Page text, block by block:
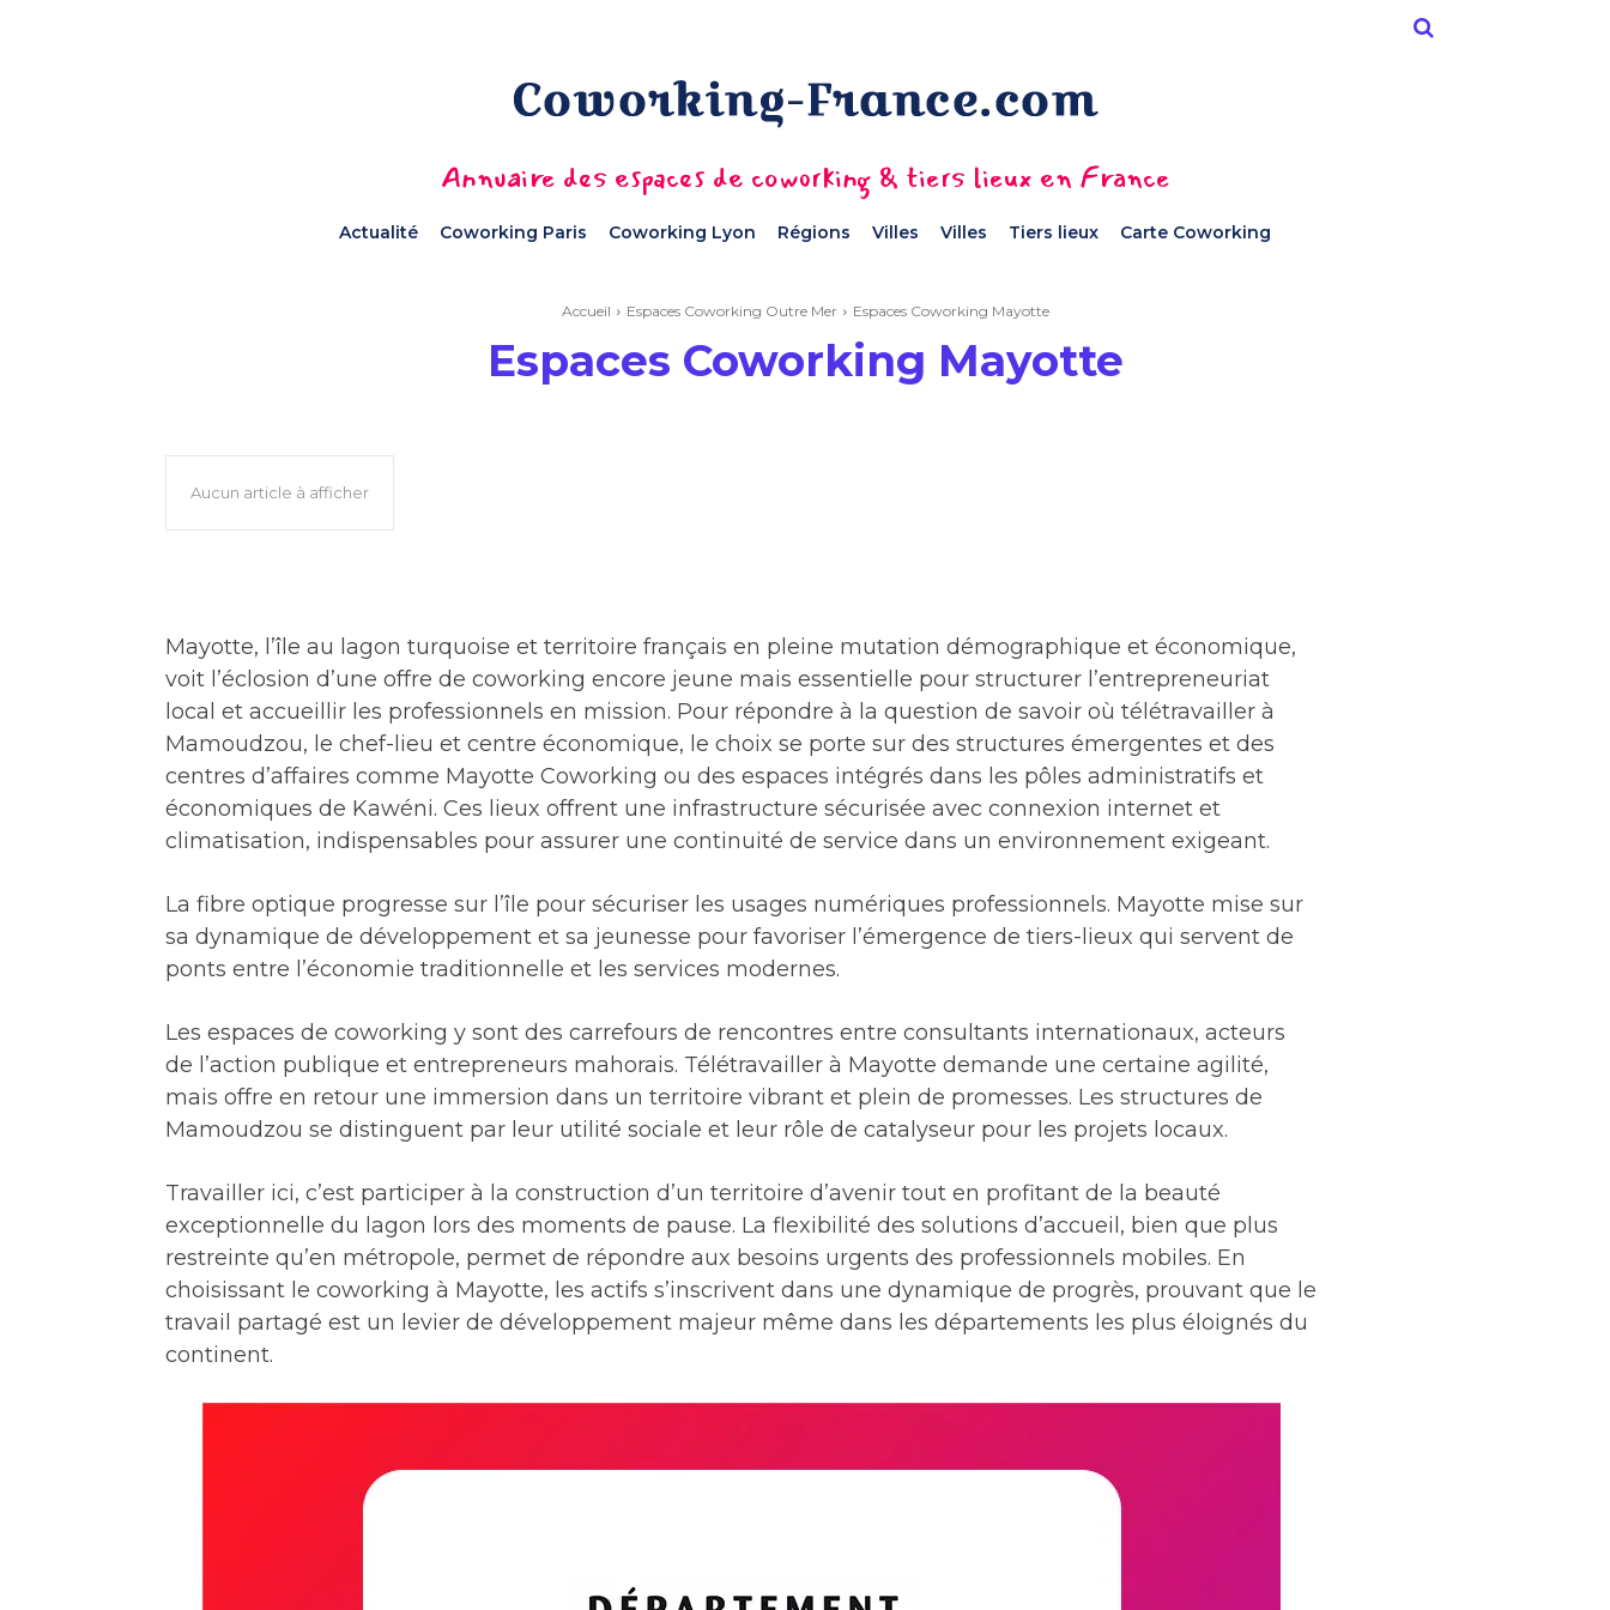
Annuaire des espaces de coworking & tiers lieux en France
Actualité Coworking Paris Coworking Lyon Régions Villes Villes Tiers lieux Carte Coworking
Accueil Espaces Coworking Outre Mer Espaces Coworking Mayotte
Espaces Coworking Mayotte
Aucun article à afficher
Mayotte, l’île au lagon turquoise et territoire français en pleine mutation démographique et économique,
voit l’éclosion d’une offre de coworking encore jeune mais essentielle pour structurer l’entrepreneuriat
local et accueillir les professionnels en mission. Pour répondre à la question de savoir où télétravailler à
Mamoudzou, le chef-lieu et centre économique, le choix se porte sur des structures émergentes et des
centres d’affaires comme Mayotte Coworking ou des espaces intégrés dans les pôles administratifs et
économiques de Kawéni. Ces lieux offrent une infrastructure sécurisée avec connexion internet et
climatisation, indispensables pour assurer une continuité de service dans un environnement exigeant.
La fibre optique progresse sur l’île pour sécuriser les usages numériques professionnels. Mayotte mise sur
sa dynamique de développement et sa jeunesse pour favoriser l’émergence de tiers-lieux qui servent de
ponts entre l’économie traditionnelle et les services modernes.
Les espaces de coworking y sont des carrefours de rencontres entre consultants internationaux, acteurs
de l’action publique et entrepreneurs mahorais. Télétravailler à Mayotte demande une certaine agilité,
mais offre en retour une immersion dans un territoire vibrant et plein de promesses. Les structures de
Mamoudzou se distinguent par leur utilité sociale et leur rôle de catalyseur pour les projets locaux.
Travailler ici, c’est participer à la construction d’un territoire d’avenir tout en profitant de la beauté
exceptionnelle du lagon lors des moments de pause. La flexibilité des solutions d’accueil, bien que plus
restreinte qu’en métropole, permet de répondre aux besoins urgents des professionnels mobiles. En
choisissant le coworking à Mayotte, les actifs s’inscrivent dans une dynamique de progrès, prouvant que le
travail partagé est un levier de développement majeur même dans les départements les plus éloignés du
continent.